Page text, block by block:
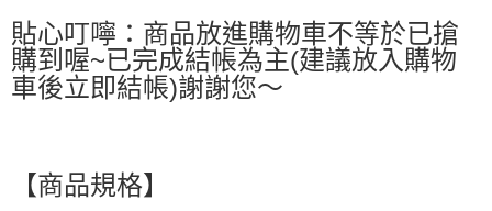
貼心叮嚀：商品放進購物車不等於已搶
購到喔~已完成結帳為主(建議放入購物
車後立即結帳)謝謝您～
【商品規格】